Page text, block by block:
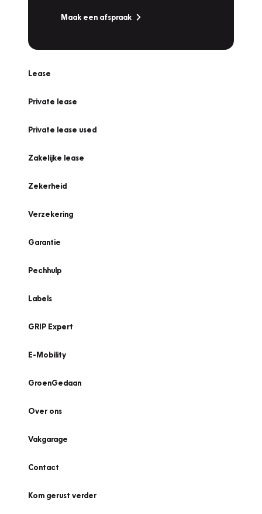
Maak een afspraak
Lease
Private lease
Private lease used
Zakelijke lease
Zekerheid
Verzekering
Garantie
Pechhulp
Labels
GRIP Expert
E-Mobility
GroenGedaan
Over ons
Vakgarage
Contact
Kom gerust verder